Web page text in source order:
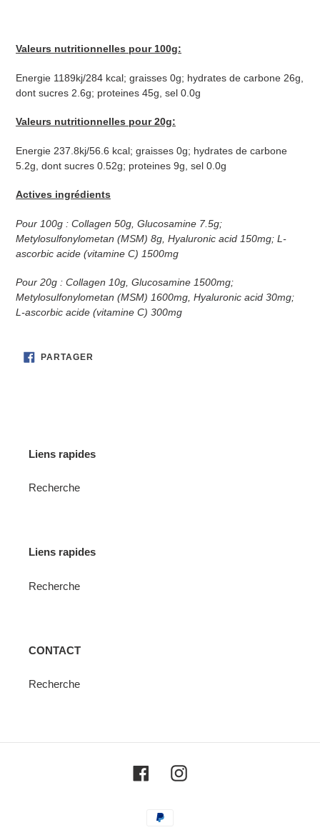
Valeurs nutritionnelles pour 100g:
Energie 1189kj/284 kcal; graisses 0g; hydrates de carbone 26g,
dont sucres 2.6g; proteines 45g, sel 0.0g
Valeurs nutritionnelles pour 20g:
Energie 237.8kj/56.6 kcal; graisses 0g; hydrates de carbone
5.2g, dont sucres 0.52g; proteines 9g, sel 0.0g
Actives ingrédients
Pour 100g : Collagen 50g, Glucosamine 7.5g;
Metylosulfonylometan (MSM) 8g, Hyaluronic acid 150mg; L-
ascorbic acide (vitamine C) 1500mg
Pour 20g : Collagen 10g, Glucosamine 1500mg;
Metylosulfonylometan (MSM) 1600mg, Hyaluronic acid 30mg;
L-ascorbic acide (vitamine C) 300mg
PARTAGER
Liens rapides
Recherche
Liens rapides
Recherche
CONTACT
Recherche
FacebookInstagram
de